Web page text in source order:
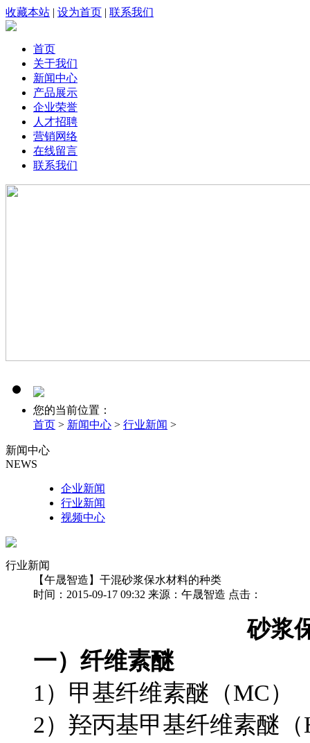
收藏本站 | 设为首页 | 联系我们
首页
关于我们
新闻中心
产品展示
企业荣誉
人才招聘
营销网络
在线留言
联系我们
您的当前位置：
首页 > 新闻中心 > 行业新闻 >
新闻中心
NEWS
企业新闻
行业新闻
视频中心
行业新闻
【午晟智造】干混砂浆保水材料的种类
时间：2015-09-17 09:32 来源：午晟智造 点击：
砂浆
一）纤维素醚
1）甲基纤维素醚（MC）
2）羟丙基甲基纤维素醚（